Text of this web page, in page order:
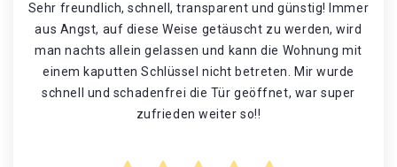
Sehr freundlich, schnell, transparent und günstig! Immer
aus Angst, auf diese Weise getäuscht zu werden, wird
man nachts allein gelassen und kann die Wohnung mit
einem kaputten Schlüssel nicht betreten. Mir wurde
schnell und schadenfrei die Tür geöffnet, war super
zufrieden weiter so!!